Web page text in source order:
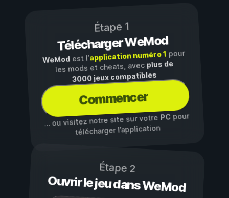
Étape 1
Télécharger WeMod
WeModest l’application numéro 1pour
les mods et cheats, avec plus de
3000 jeux compatibles
Commencer
… ou visitez notre site sur votre PCpour
télécharger l’application
Étape 2
Ouvrir le jeu dans WeMod